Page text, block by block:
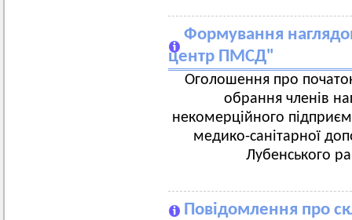
Формування
центр ПМСД"
Оголошення про
обрання членів
некомерційного
медико-санітарної
Лубенського
Повідомлення про